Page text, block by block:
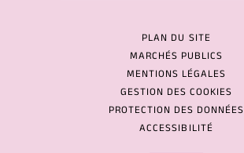
PLAN DU SITE
MARCHÉS PUBLICS
MENTIONS LÉGALES
GESTION DES COOKIES
PROTECTION DES DONNÉES
ACCESSIBILITÉ